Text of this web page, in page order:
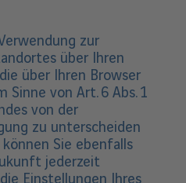
zur
über Ihren
über Ihren Browser
von Art. 6 Abs. 1
von der
zu unterscheiden
Sie ebenfalls
jederzeit
Einstellungen Ihres